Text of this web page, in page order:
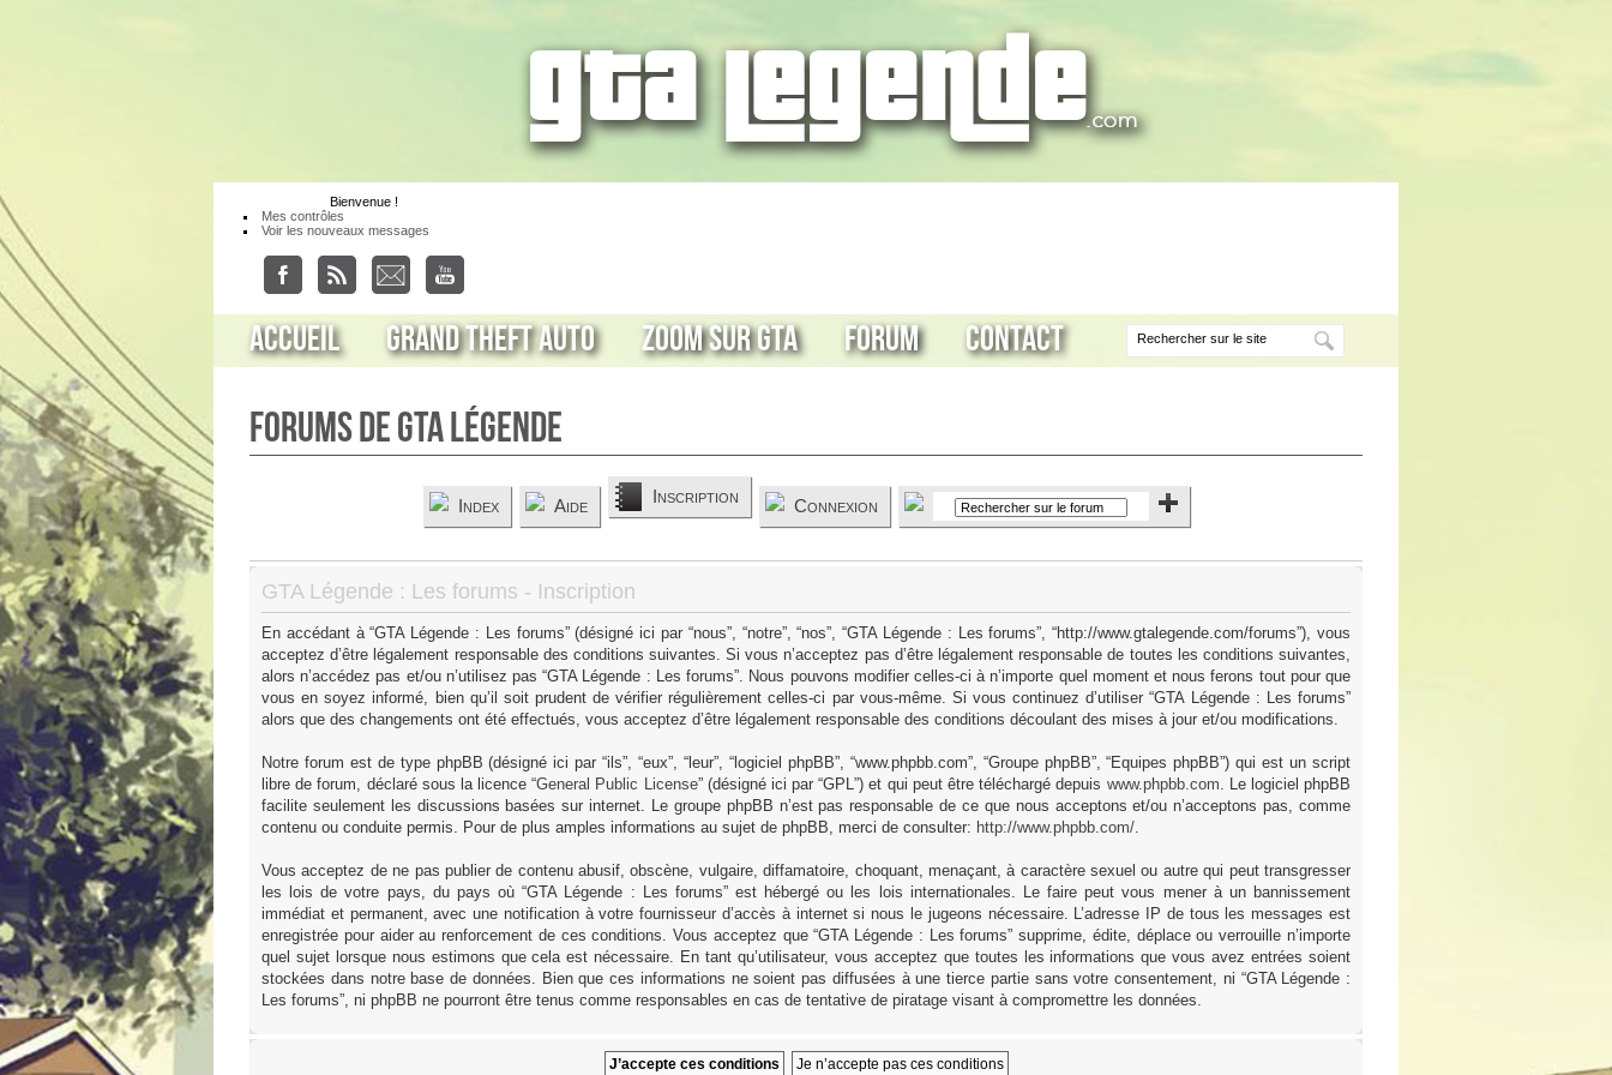
Bienvenue !
Mes contrôles
Voir les nouveaux messages
Accueil Grand Theft Auto Zoom sur GTA Forum Contact
Forums de GTA Légende
Index Aide Inscription Connexion
GTA Légende : Les forums - Inscription
En accédant à “GTA Légende : Les forums” (désigné ici par “nous”, “notre”, “nos”, “GTA Légende : Les forums”, “http://www.gtalegende.com/forums”), vous
acceptez d’être légalement responsable des conditions suivantes. Si vous n’acceptez pas d’être légalement responsable de toutes les conditions suivantes,
alors n’accédez pas et/ou n’utilisez pas “GTA Légende : Les forums”. Nous pouvons modifier celles-ci à n’importe quel moment et nous ferons tout pour que
vous en soyez informé, bien qu’il soit prudent de vérifier régulièrement celles-ci par vous-même. Si vous continuez d’utiliser “GTA Légende : Les forums”
alors que des changements ont été effectués, vous acceptez d’être légalement responsable des conditions découlant des mises à jour et/ou modifications.
Notre forum est de type phpBB (désigné ici par “ils”, “eux”, “leur”, “logiciel phpBB”, “www.phpbb.com”, “Groupe phpBB”, “Equipes phpBB”) qui est un script
libre de forum, déclaré sous la licence “General Public License” (désigné ici par “GPL”) et qui peut être téléchargé depuis www.phpbb.com. Le logiciel phpBB
facilite seulement les discussions basées sur internet. Le groupe phpBB n’est pas responsable de ce que nous acceptons et/ou n’acceptons pas, comme
contenu ou conduite permis. Pour de plus amples informations au sujet de phpBB, merci de consulter: http://www.phpbb.com/.
Vous acceptez de ne pas publier de contenu abusif, obscène, vulgaire, diffamatoire, choquant, menaçant, à caractère sexuel ou autre qui peut transgresser
les lois de votre pays, du pays où “GTA Légende : Les forums” est hébergé ou les lois internationales. Le faire peut vous mener à un bannissement
immédiat et permanent, avec une notification à votre fournisseur d’accès à internet si nous le jugeons nécessaire. L’adresse IP de tous les messages est
enregistrée pour aider au renforcement de ces conditions. Vous acceptez que “GTA Légende : Les forums” supprime, édite, déplace ou verrouille n’importe
quel sujet lorsque nous estimons que cela est nécessaire. En tant qu’utilisateur, vous acceptez que toutes les informations que vous avez entrées soient
stockées dans notre base de données. Bien que ces informations ne soient pas diffusées à une tierce partie sans votre consentement, ni “GTA Légende :
Les forums”, ni phpBB ne pourront être tenus comme responsables en cas de tentative de piratage visant à compromettre les données.